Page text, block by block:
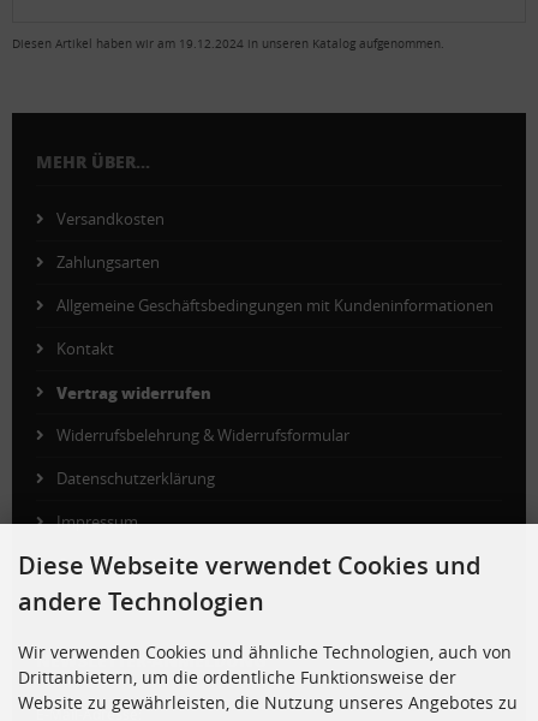
Diesen Artikel haben wir am 19.12.2024 in unseren Katalog aufgenommen.
MEHR ÜBER...
Versandkosten
Zahlungsarten
Allgemeine Geschäftsbedingungen mit Kundeninformationen
Kontakt
Vertrag widerrufen
Widerrufsbelehrung & Widerrufsformular
Datenschutzerklärung
Impressum
Cookie Einstellungen
NEWSLETTER-ANMELDUNG
E-Mail-Adresse:
Diese Webseite verwendet Cookies und
andere Technologien
Wir verwenden Cookies und ähnliche Technologien, auch von
Drittanbietern, um die ordentliche Funktionsweise der
Website zu gewährleisten, die Nutzung unseres Angebotes zu